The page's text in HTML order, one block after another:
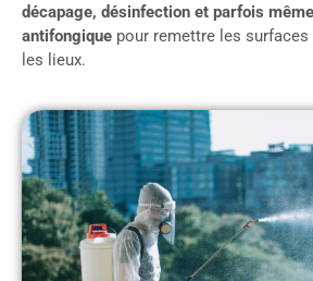
décapage, désinfection et parfois
antifongique pour remettre les
les lieux.